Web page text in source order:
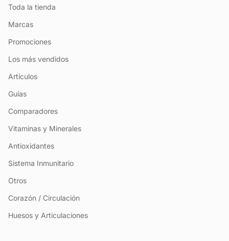
Toda la tienda
Marcas
Promociones
Los más vendidos
Artículos
Guías
Comparadores
Vitaminas y Minerales
Antioxidantes
Sistema Inmunitario
Otros
Corazón / Circulación
Huesos y Articulaciones